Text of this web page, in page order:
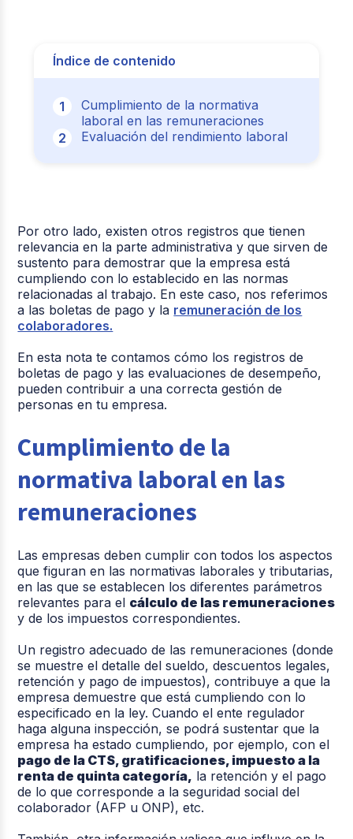
Índice de contenido
Cumplimiento de la normativa
laboral en las remuneraciones
Evaluación del rendimiento laboral
Por otro lado, existen otros registros que tienen
relevancia en la parte administrativa y que sirven de
sustento para demostrar que la empresa está
cumpliendo con lo establecido en las normas
relacionadas al trabajo. En este caso, nos referimos
a las boletas de pago y la remuneración de los
colaboradores.
En esta nota te contamos cómo los registros de
boletas de pago y las evaluaciones de desempeño,
pueden contribuir a una correcta gestión de
personas en tu empresa.
Cumplimiento de la
normativa laboral en las
remuneraciones
Las empresas deben cumplir con todos los aspectos
que figuran en las normativas laborales y tributarias,
en las que se establecen los diferentes parámetros
relevantes para el cálculo de las remuneraciones
y de los impuestos correspondientes.
Un registro adecuado de las remuneraciones (donde
se muestre el detalle del sueldo, descuentos legales,
retención y pago de impuestos), contribuye a que la
empresa demuestre que está cumpliendo con lo
especificado en la ley. Cuando el ente regulador
haga alguna inspección, se podrá sustentar que la
empresa ha estado cumpliendo, por ejemplo, con el
pago de la CTS, gratificaciones, impuesto a la
renta de quinta categoría, la retención y el pago
de lo que corresponde a la seguridad social del
colaborador (AFP u ONP), etc.